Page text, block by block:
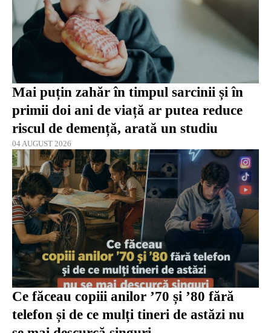
Mai puțin zahăr în timpul sarcinii și în
primii doi ani de viață ar putea reduce
riscul de demență, arată un studiu
04 AUGUST 2026
Ce făceau copiii anilor ’70 și ’80 fără
telefon și de ce mulți tineri de astăzi nu